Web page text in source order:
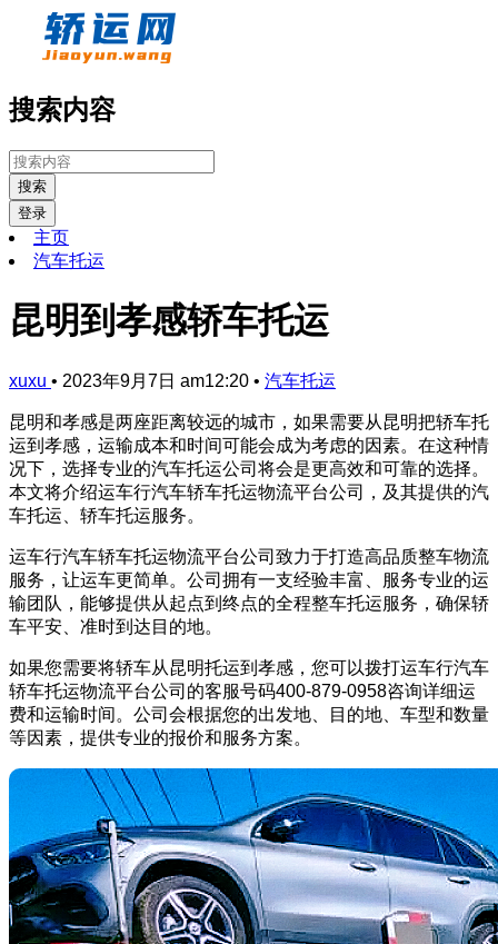
搜索内容
搜索
登录
主页
汽车托运
昆明到孝感轿车托运
xuxu • 2023年9月7日 am12:20 • 汽车托运
昆明和孝感是两座距离较远的城市，如果需要从昆明把轿车托
运到孝感，运输成本和时间可能会成为考虑的因素。在这种情
况下，选择专业的汽车托运公司将会是更高效和可靠的选择。
本文将介绍运车行汽车轿车托运物流平台公司，及其提供的汽
车托运、轿车托运服务。
运车行汽车轿车托运物流平台公司致力于打造高品质整车物流
服务，让运车更简单。公司拥有一支经验丰富、服务专业的运
输团队，能够提供从起点到终点的全程整车托运服务，确保轿
车平安、准时到达目的地。
如果您需要将轿车从昆明托运到孝感，您可以拨打运车行汽车
轿车托运物流平台公司的客服号码400-879-0958咨询详细运
费和运输时间。公司会根据您的出发地、目的地、车型和数量
等因素，提供专业的报价和服务方案。